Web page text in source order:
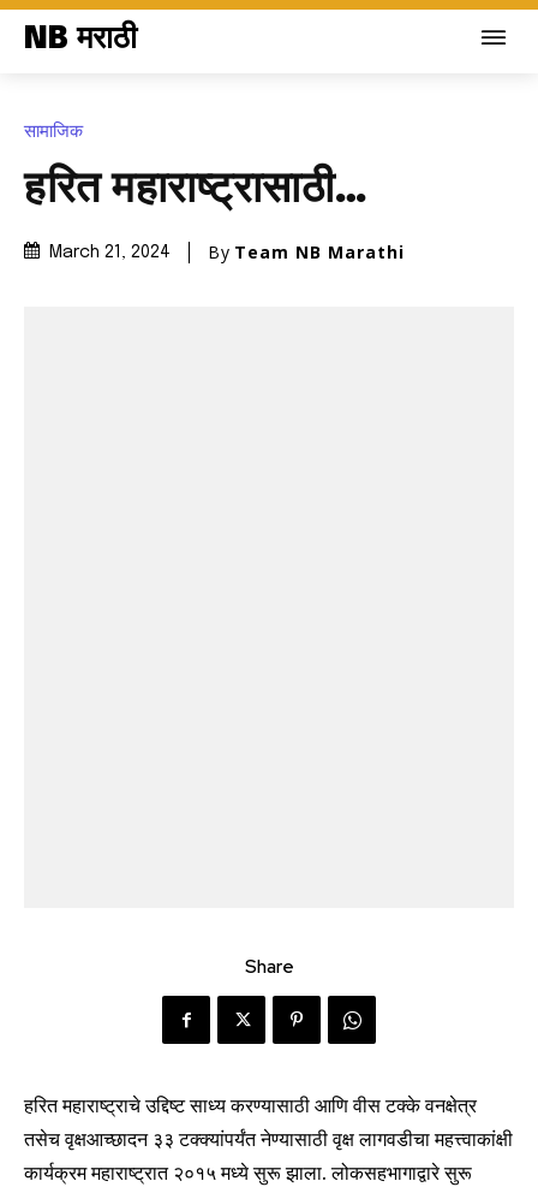
NB मराठी
सामाजिक
हरित महाराष्ट्रासाठी…
March 21, 2024 By Team NB Marathi
Share
हरित महाराष्ट्राचे उद्दिष्ट साध्य करण्यासाठी आणि वीस टक्के वनक्षेत्र
तसेच वृक्षआच्छादन ३३ टक्क्यांपर्यंत नेण्यासाठी वृक्ष लागवडीचा महत्त्वाकांक्षी
कार्यक्रम महाराष्ट्रात २०१५ मध्ये सुरू झाला. लोकसहभागाद्वारे सुरू